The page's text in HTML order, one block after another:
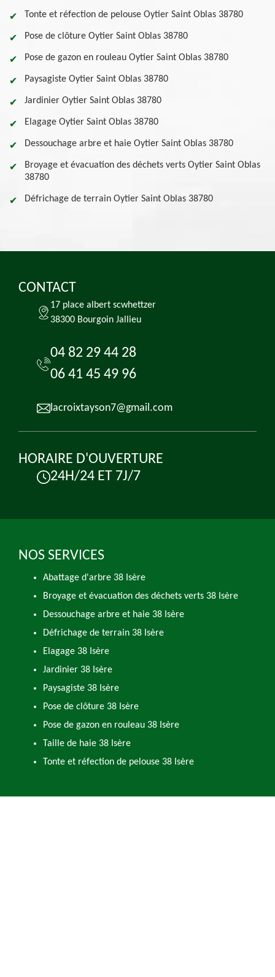
Tonte et réfection de pelouse Oytier Saint Oblas 38780
Pose de clôture Oytier Saint Oblas 38780
Pose de gazon en rouleau Oytier Saint Oblas 38780
Paysagiste Oytier Saint Oblas 38780
Jardinier Oytier Saint Oblas 38780
Elagage Oytier Saint Oblas 38780
Dessouchage arbre et haie Oytier Saint Oblas 38780
Broyage et évacuation des déchets verts Oytier Saint Oblas
38780
Défrichage de terrain Oytier Saint Oblas 38780
CONTACT
17 place albert scwhettzer
38300 Bourgoin Jallieu
04 82 29 44 28
06 41 45 49 96
lacroixtayson7@gmail.com
HORAIRE D'OUVERTURE
24H/24 ET 7J/7
NOS SERVICES
Abattage d'arbre 38 Isère
Broyage et évacuation des déchets verts 38 Isère
Dessouchage arbre et haie 38 Isère
Défrichage de terrain 38 Isère
Elagage 38 Isère
Jardinier 38 Isère
Paysagiste 38 Isère
Pose de clôture 38 Isère
Pose de gazon en rouleau 38 Isère
Taille de haie 38 Isère
Tonte et réfection de pelouse 38 Isère